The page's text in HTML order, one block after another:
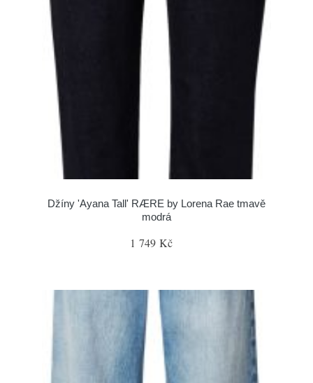
Džíny 'Ayana Tall' RÆRE by Lorena Rae tmavě
modrá
1 749 Kč